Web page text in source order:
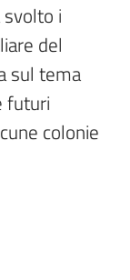
i
del
sul tema
futuri
colonie